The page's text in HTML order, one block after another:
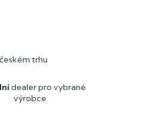
trhu
dealer pro vybrané
výrobce